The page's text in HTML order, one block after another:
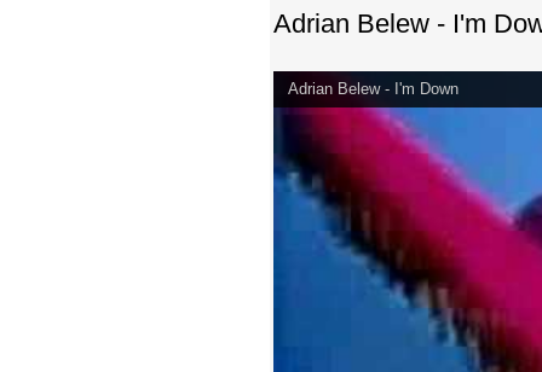
Adrian Belew - I'm
Adrian Belew - I'm Down